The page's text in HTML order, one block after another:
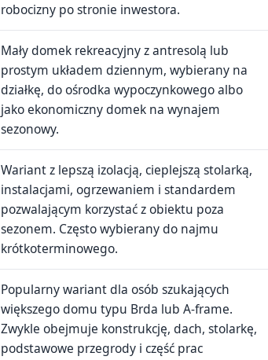
robocizny po stronie inwestora.
Mały domek rekreacyjny z antresolą lub
prostym układem dziennym, wybierany na
działkę, do ośrodka wypoczynkowego albo
jako ekonomiczny domek na wynajem
sezonowy.
Wariant z lepszą izolacją, cieplejszą stolarką,
instalacjami, ogrzewaniem i standardem
pozwalającym korzystać z obiektu poza
sezonem. Często wybierany do najmu
krótkoterminowego.
Popularny wariant dla osób szukających
większego domu typu Brda lub A-frame.
Zwykle obejmuje konstrukcję, dach, stolarkę,
podstawowe przegrody i część prac